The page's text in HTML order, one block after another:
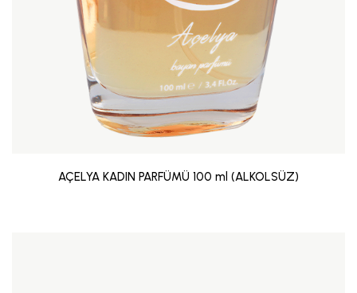
AÇELYA KADIN PARFÜMÜ 100 ml (ALKOLSÜZ)